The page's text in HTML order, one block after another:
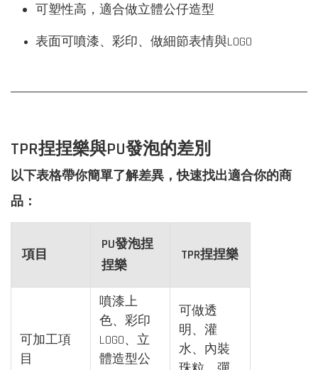
可塑性高，適合做立體公仔造型
表面可噴漆、彩印、做細節表情與LOGO
TPR捏捏樂與PU發泡的差別
以下表格帶你簡單了解差異，快速找出適合你的商
品：
項目
PU發泡捏
捏樂
TPR捏捏樂
可加工項
目
噴漆上
色、彩印
LOGO、立
體造型公
可做透
明、灌
水、內裝